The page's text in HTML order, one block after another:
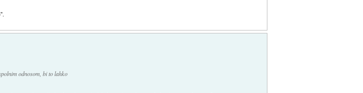
odnosom, bi to lahko